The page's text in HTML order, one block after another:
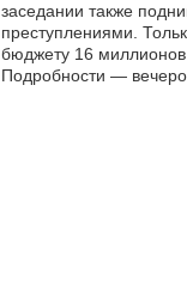
заседании также
преступлениями.
бюджету 16
Подробности —